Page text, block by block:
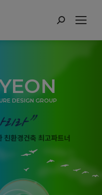
Search:
DESIGN GROUP
친환경건축 최고파트너